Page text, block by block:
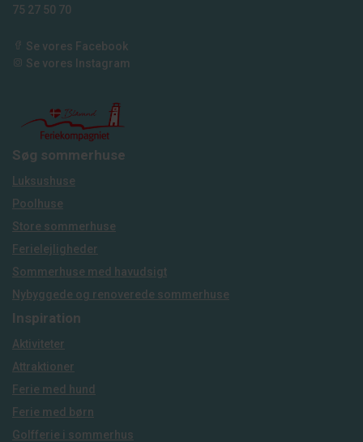
75 27 50 70
Se vores Facebook
Se vores Instagram
Søg sommerhuse
Luksushuse
Poolhuse
Store sommerhuse
Ferielejligheder
Sommerhuse med havudsigt
Nybyggede og renoverede sommerhuse
Inspiration
Aktiviteter
Attraktioner
Ferie med hund
Ferie med børn
Golfferie i sommerhus